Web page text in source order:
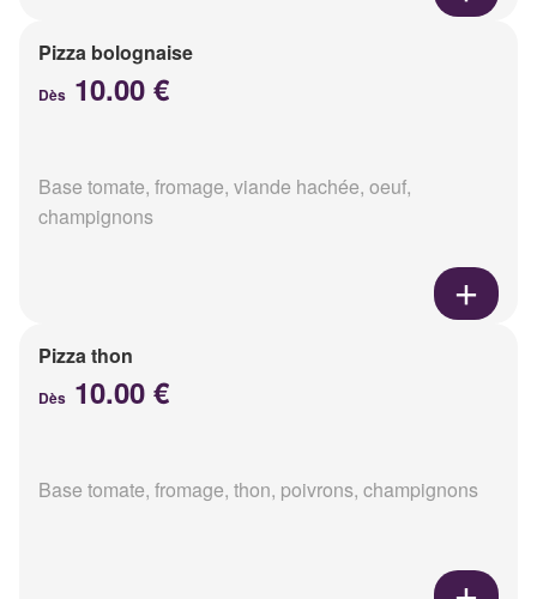
Pizza bolognaise
Dès 10.00 €
Base tomate, fromage, viande hachée, oeuf,
champignons
Pizza thon
Dès 10.00 €
Base tomate, fromage, thon, poivrons, champignons